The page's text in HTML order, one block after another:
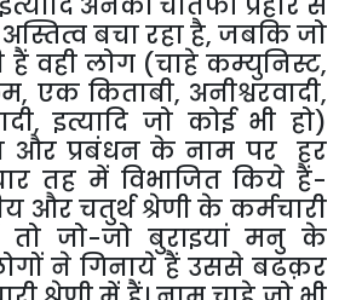
अस्तित्वबचारहाहै, जबकिजो
हैं वही लोग(चाहे कम्युनिस्ट,
, एक किताबी, अनीश्वरवादी,
,इत्यादि जो कोई भी हो)
और प्रबंधन के नाम पर हर
तह में विभाजित किये हैं-
औरचतुर्थ श्रेणीके कर्मचारी
तो जो-जो बुराइयां मनु के
ने गिनाये हैं उससे बढक़र